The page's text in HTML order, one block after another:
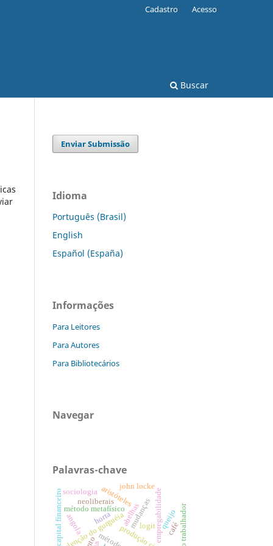
Buscar
Cadastro Acesso
Enviar Submissão
Idioma
Português (Brasil)
English
Español (España)
Informações
Para Leitores
Para Autores
Para Bibliotecários
Navegar
Palavras-chave
abelhas
redenção do gurguéia
método metafísico
aristóteles
mudançasempregabilidade
angola horta logit queijo
john locke
capital financeiro café
neoliberais
sociologia